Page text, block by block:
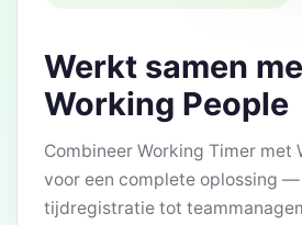
Werkt samen
Working People
Combineer Working Timer met
voor een complete oplossing
tijdregistratie tot